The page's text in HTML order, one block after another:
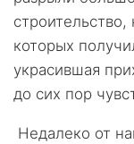
которых
украсившая
до сих пор
Недалеко от